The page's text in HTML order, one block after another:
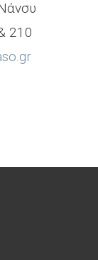
210